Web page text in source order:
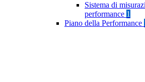
Sistema di
performance 1
Piano della Performance